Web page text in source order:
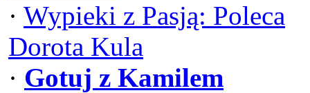
· Wypieki z Pasją: Poleca
Dorota Kula
· Gotuj z Kamilem